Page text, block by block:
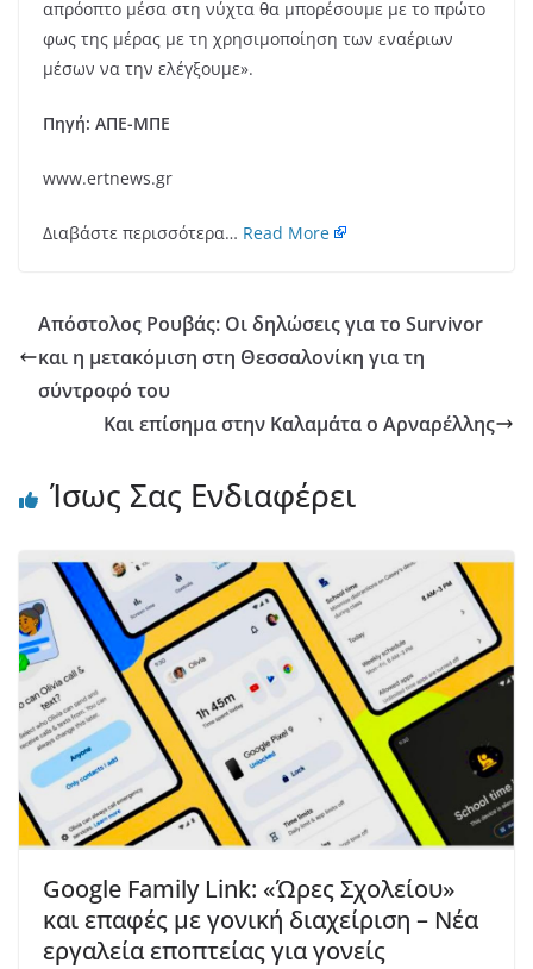
απρόοπτο μέσα στη νύχτα θα μπορέσουμε με το πρώτο
φως της μέρας με τη χρησιμοποίηση των εναέριων
μέσων να την ελέγξουμε».
Πηγή: ΑΠΕ-ΜΠΕ
www.ertnews.gr
Διαβάστε περισσότερα… Read More
Απόστολος Ρουβάς: Οι δηλώσεις για το Survivor
και η μετακόμιση στη Θεσσαλονίκη για τη
σύντροφό του
Και επίσημα στην Καλαμάτα ο Αρναρέλλης
Ίσως Σας Ενδιαφέρει
Google Family Link: «Ώρες Σχολείου»
και επαφές με γονική διαχείριση – Νέα
εργαλεία εποπτείας για γονείς